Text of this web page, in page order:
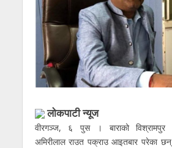
लाेकपाटी न्यूज
वीरगञ्ज, ६ पुस । बाराको विश्रामपुर
अमिरीलाल राउत पक्राउ आइतबार परेका